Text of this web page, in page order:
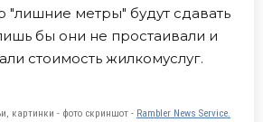
"лишние метры" будут сдавать
бы они не простаивали и
стоимость жилкомуслуг.
картинки - фото скриншот - Rambler News Service.